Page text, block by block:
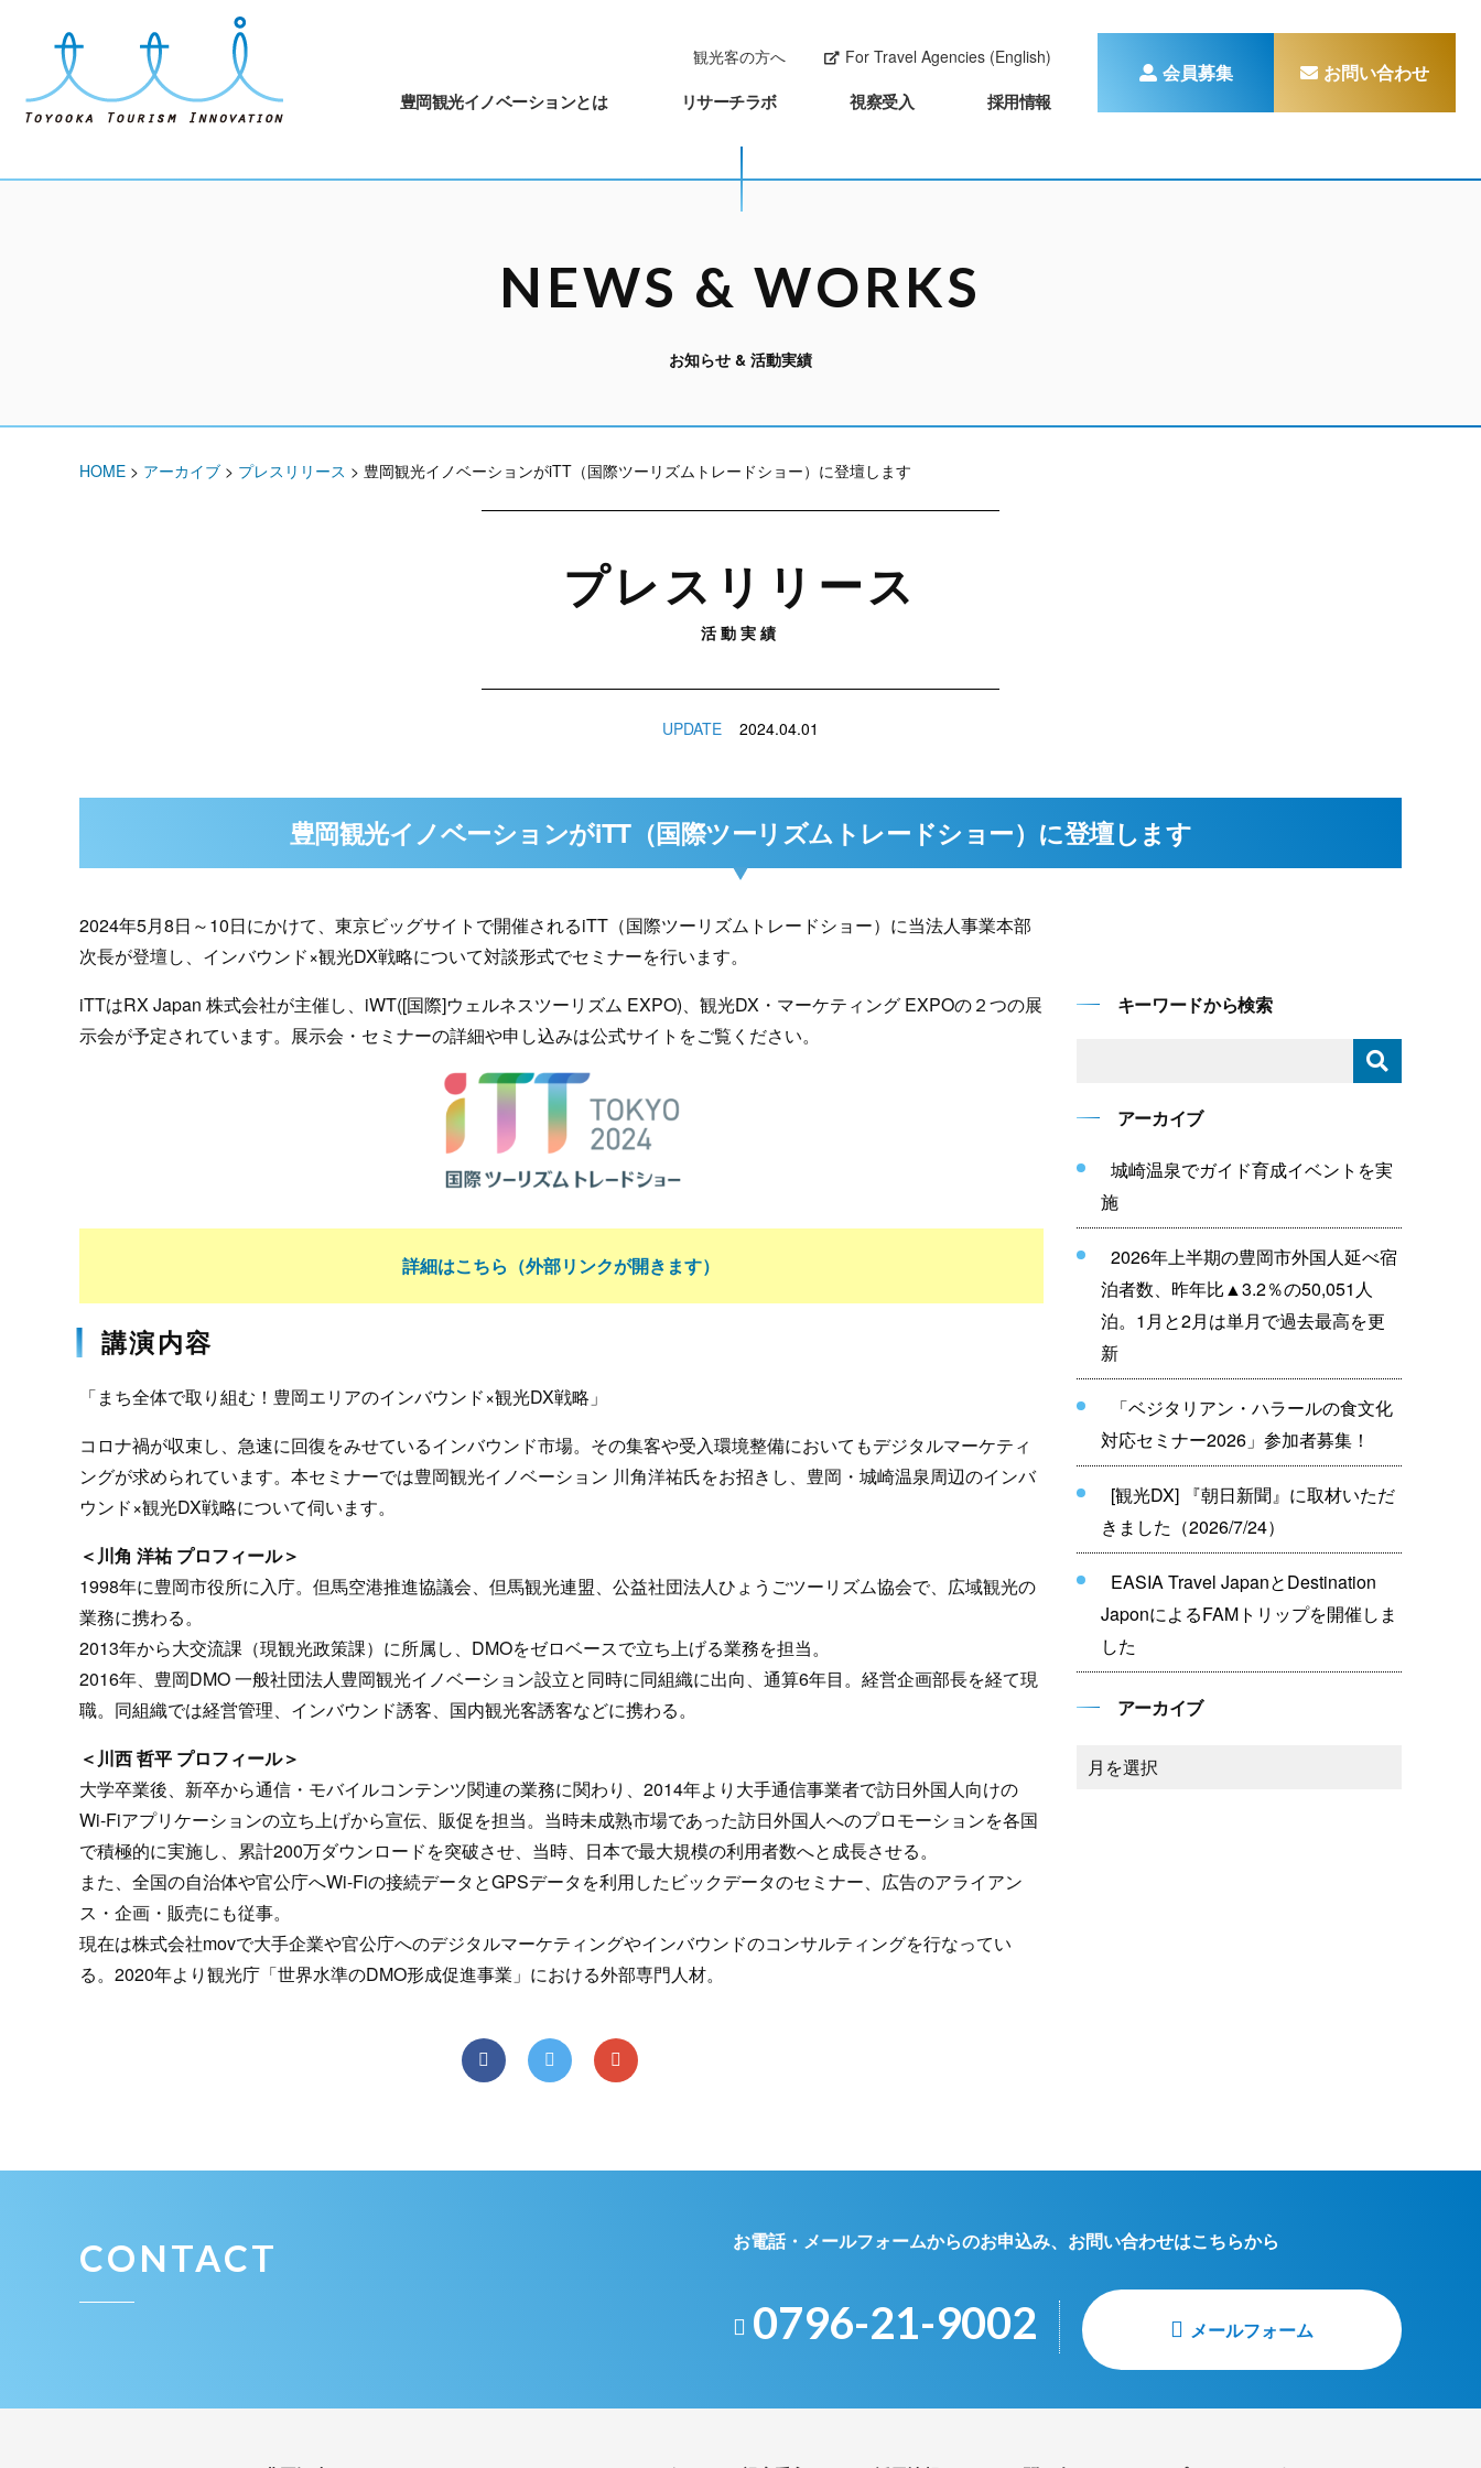
観光客の方へ For Travel Agencies (English)
豊岡観光イノベーションとは リサーチラボ 視察受入 採用情報
会員募集 お問い合わせ
NEWS & WORKS
お知らせ & 活動実績
HOME > アーカイブ > プレスリリース > 豊岡観光イノベーションがiTT（国際ツーリズムトレードショー）に登壇します
プレスリリース
活動実績
UPDATE 2024.04.01
豊岡観光イノベーションがiTT（国際ツーリズムトレードショー）に登壇します
2024年5月8日～10日にかけて、東京ビッグサイトで開催されるiTT（国際ツーリズムトレードショー）に当法人事業本部
次長が登壇し、インバウンド×観光DX戦略について対談形式でセミナーを行います。
iTTはRX Japan 株式会社が主催し、iWT([国際]ウェルネスツーリズム EXPO)、観光DX・マーケティング EXPOの２つの展
示会が予定されています。展示会・セミナーの詳細や申し込みは公式サイトをご覧ください。
詳細はこちら（外部リンクが開きます）
講演内容
「まち全体で取り組む！豊岡エリアのインバウンド×観光DX戦略」
コロナ禍が収束し、急速に回復をみせているインバウンド市場。その集客や受入環境整備においてもデジタルマーケティ
ングが求められています。本セミナーでは豊岡観光イノベーション 川角洋祐氏をお招きし、豊岡・城崎温泉周辺のインバ
ウンド×観光DX戦略について伺います。
＜川角 洋祐 プロフィール＞
1998年に豊岡市役所に入庁。但馬空港推進協議会、但馬観光連盟、公益社団法人ひょうごツーリズム協会で、広域観光の
業務に携わる。
2013年から大交流課（現観光政策課）に所属し、DMOをゼロベースで立ち上げる業務を担当。
2016年、豊岡DMO 一般社団法人豊岡観光イノベーション設立と同時に同組織に出向、通算6年目。経営企画部長を経て現
職。同組織では経営管理、インバウンド誘客、国内観光客誘客などに携わる。
＜川西 哲平 プロフィール＞
大学卒業後、新卒から通信・モバイルコンテンツ関連の業務に関わり、2014年より大手通信事業者で訪日外国人向けの
Wi-Fiアプリケーションの立ち上げから宣伝、販促を担当。当時未成熟市場であった訪日外国人へのプロモーションを各国
で積極的に実施し、累計200万ダウンロードを突破させ、当時、日本で最大規模の利用者数へと成長させる。
また、全国の自治体や官公庁へWi-Fiの接続データとGPSデータを利用したビックデータのセミナー、広告のアライアン
ス・企画・販売にも従事。
現在は株式会社movで大手企業や官公庁へのデジタルマーケティングやインバウンドのコンサルティングを行なってい
る。2020年より観光庁「世界水準のDMO形成促進事業」における外部専門人材。
キーワードから検索
アーカイブ
城崎温泉でガイド育成イベントを実
施
2026年上半期の豊岡市外国人延べ宿
泊者数、昨年比▲3.2％の50,051人
泊。1月と2月は単月で過去最高を更
新
「ベジタリアン・ハラールの食文化
対応セミナー2026」参加者募集！
[観光DX] 『朝日新聞』に取材いただ
きました（2026/7/24）
EASIA Travel JapanとDestination
JaponによるFAMトリップを開催しま
した
アーカイブ
CONTACT お電話・メールフォームからのお申込み、お問い合わせはこちらから
0796-21-9002 メールフォーム